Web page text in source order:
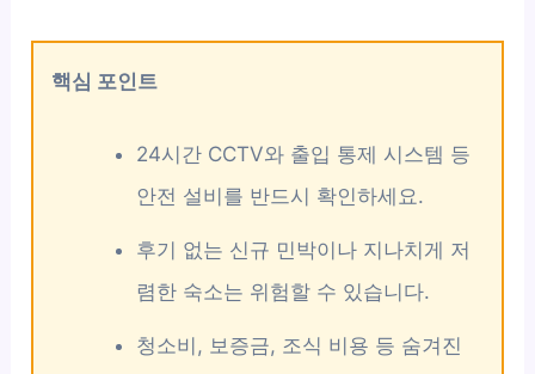
핵심 포인트
24시간 CCTV와 출입 통제 시스템 등
안전 설비를 반드시 확인하세요.
후기 없는 신규 민박이나 지나치게 저
렴한 숙소는 위험할 수 있습니다.
청소비, 보증금, 조식 비용 등 숨겨진